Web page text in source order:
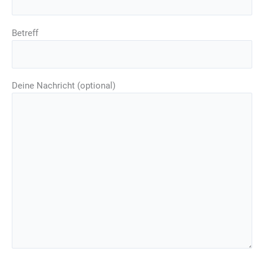
Betreff
Deine Nachricht (optional)